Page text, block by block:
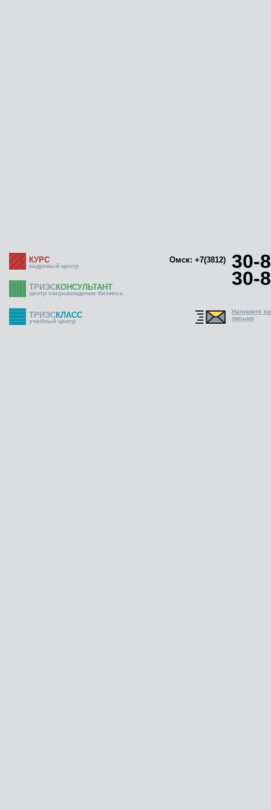
КУРС
кадровый центр
Омск: +7(3812) 30-
30-
ТРИЭСКОНСУЛЬТАНТ
центр сопровождение бизнеса
ТРИЭСКЛАСС
учебный центр
Напишите
письмо